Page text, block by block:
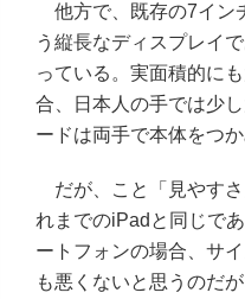
他方で、既存の7イン
う縦長なディスプレイ
っている。実面積的に
合、日本人の手では少
ードは両手で本体をつ
だが、こと「見やすさ
れまでのiPadと同じで
ートフォンの場合、サ
も悪くないと思うのだ